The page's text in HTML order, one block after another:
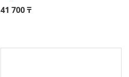
41 700 ₸